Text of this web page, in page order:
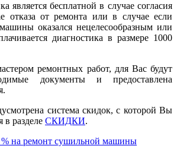
является бесплатной в случае согласия
отказа от ремонта или в случае если
оказался нецелесообразным или
диагностика в размере 1000
ремонтных работ, для Вас будут
документы и предоставлена
система скидок, с которой Вы
в разделе СКИДКИ.
% на ремонт сушильной машины